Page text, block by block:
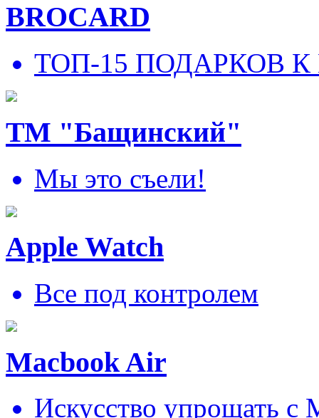
BROCARD
ТОП-15 ПОДАРКОВ
ТМ "Бащинский"
Мы это съели!
Apple Watch
Все под контролем
Macbook Air
Искусcтво упрощать c